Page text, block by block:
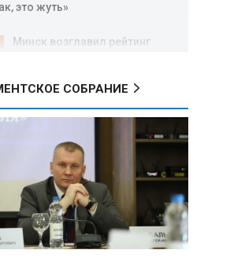
это жуть»
Минск возглавил рейтинг
Минобороны РФ: при
Анискино ВСУ
понесли большие потери, часть
военных сдалась в плен
Александр Лукашенко:
Россияне «услышали батьку» и
пустующие дома в
деревнях
СОБРАНИЕ